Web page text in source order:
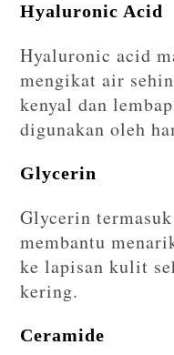
Hyaluronic Acid
Hyaluronic acid
mengikat air
kenyal dan
digunakan oleh
Glycerin
Glycerin
membantu
ke lapisan kulit
kering.
Ceramide